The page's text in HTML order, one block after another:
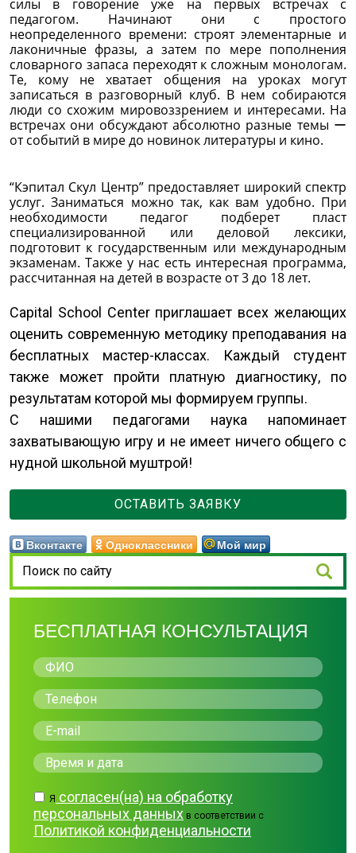
силы в говорение уже на первых встречах с
педагогом. Начинают они с простого
неопределенного времени: строят элементарные и
лаконичные фразы, а затем по мере пополнения
словарного запаса переходят к сложным монологам.
Те, кому не хватает общения на уроках могут
записаться в разговорный клуб. В нем собираются
люди со схожим мировоззрением и интересами. На
встречах они обсуждают абсолютно разные темы ー
от событий в мире до новинок литературы и кино.
“Кэпитал Скул Центр” предоставляет широкий спектр
услуг. Заниматься можно так, как вам удобно. При
необходимости педагог подберет пласт
специализированной или деловой лексики,
подготовит к государственным или международным
экзаменам. Также у нас есть интересная программа,
рассчитанная на детей в возрасте от 3 до 18 лет.
Capital School Center приглашает всех желающих
оценить современную методику преподавания на
бесплатных мастер-классах. Каждый студент
также может пройти платную диагностику, по
результатам которой мы формируем группы.
С нашими педагогами наука напоминает
захватывающую игру и не имеет ничего общего с
нудной школьной муштрой!
ОСТАВИТЬ ЗАЯВКУ
Вконтакте Одноклассники Мой мир
БЕСПЛАТНАЯ КОНСУЛЬТАЦИЯ
Я согласен(на) на обработку
персональных данных в соответствии с
Политикой конфиденциальности